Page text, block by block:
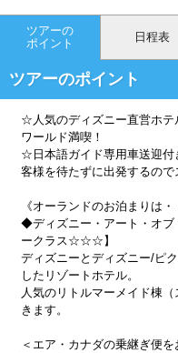
ツアーの
ポイント
日程表
ツアーのポイント
☆人気のディズニー直営ホテ
ワールド満喫！
☆日本語ガイド専用車送迎付
客様を待たずに出発するので
《オーランドのお泊まりは・
◆ディズニー・アート・オブ
ークラス☆☆☆】
ディズニーとディズニー/ピ
したリゾートホテル。
人気のリトルマーメイド棟
きます。
＜エア・カナダの乗継ぎ便